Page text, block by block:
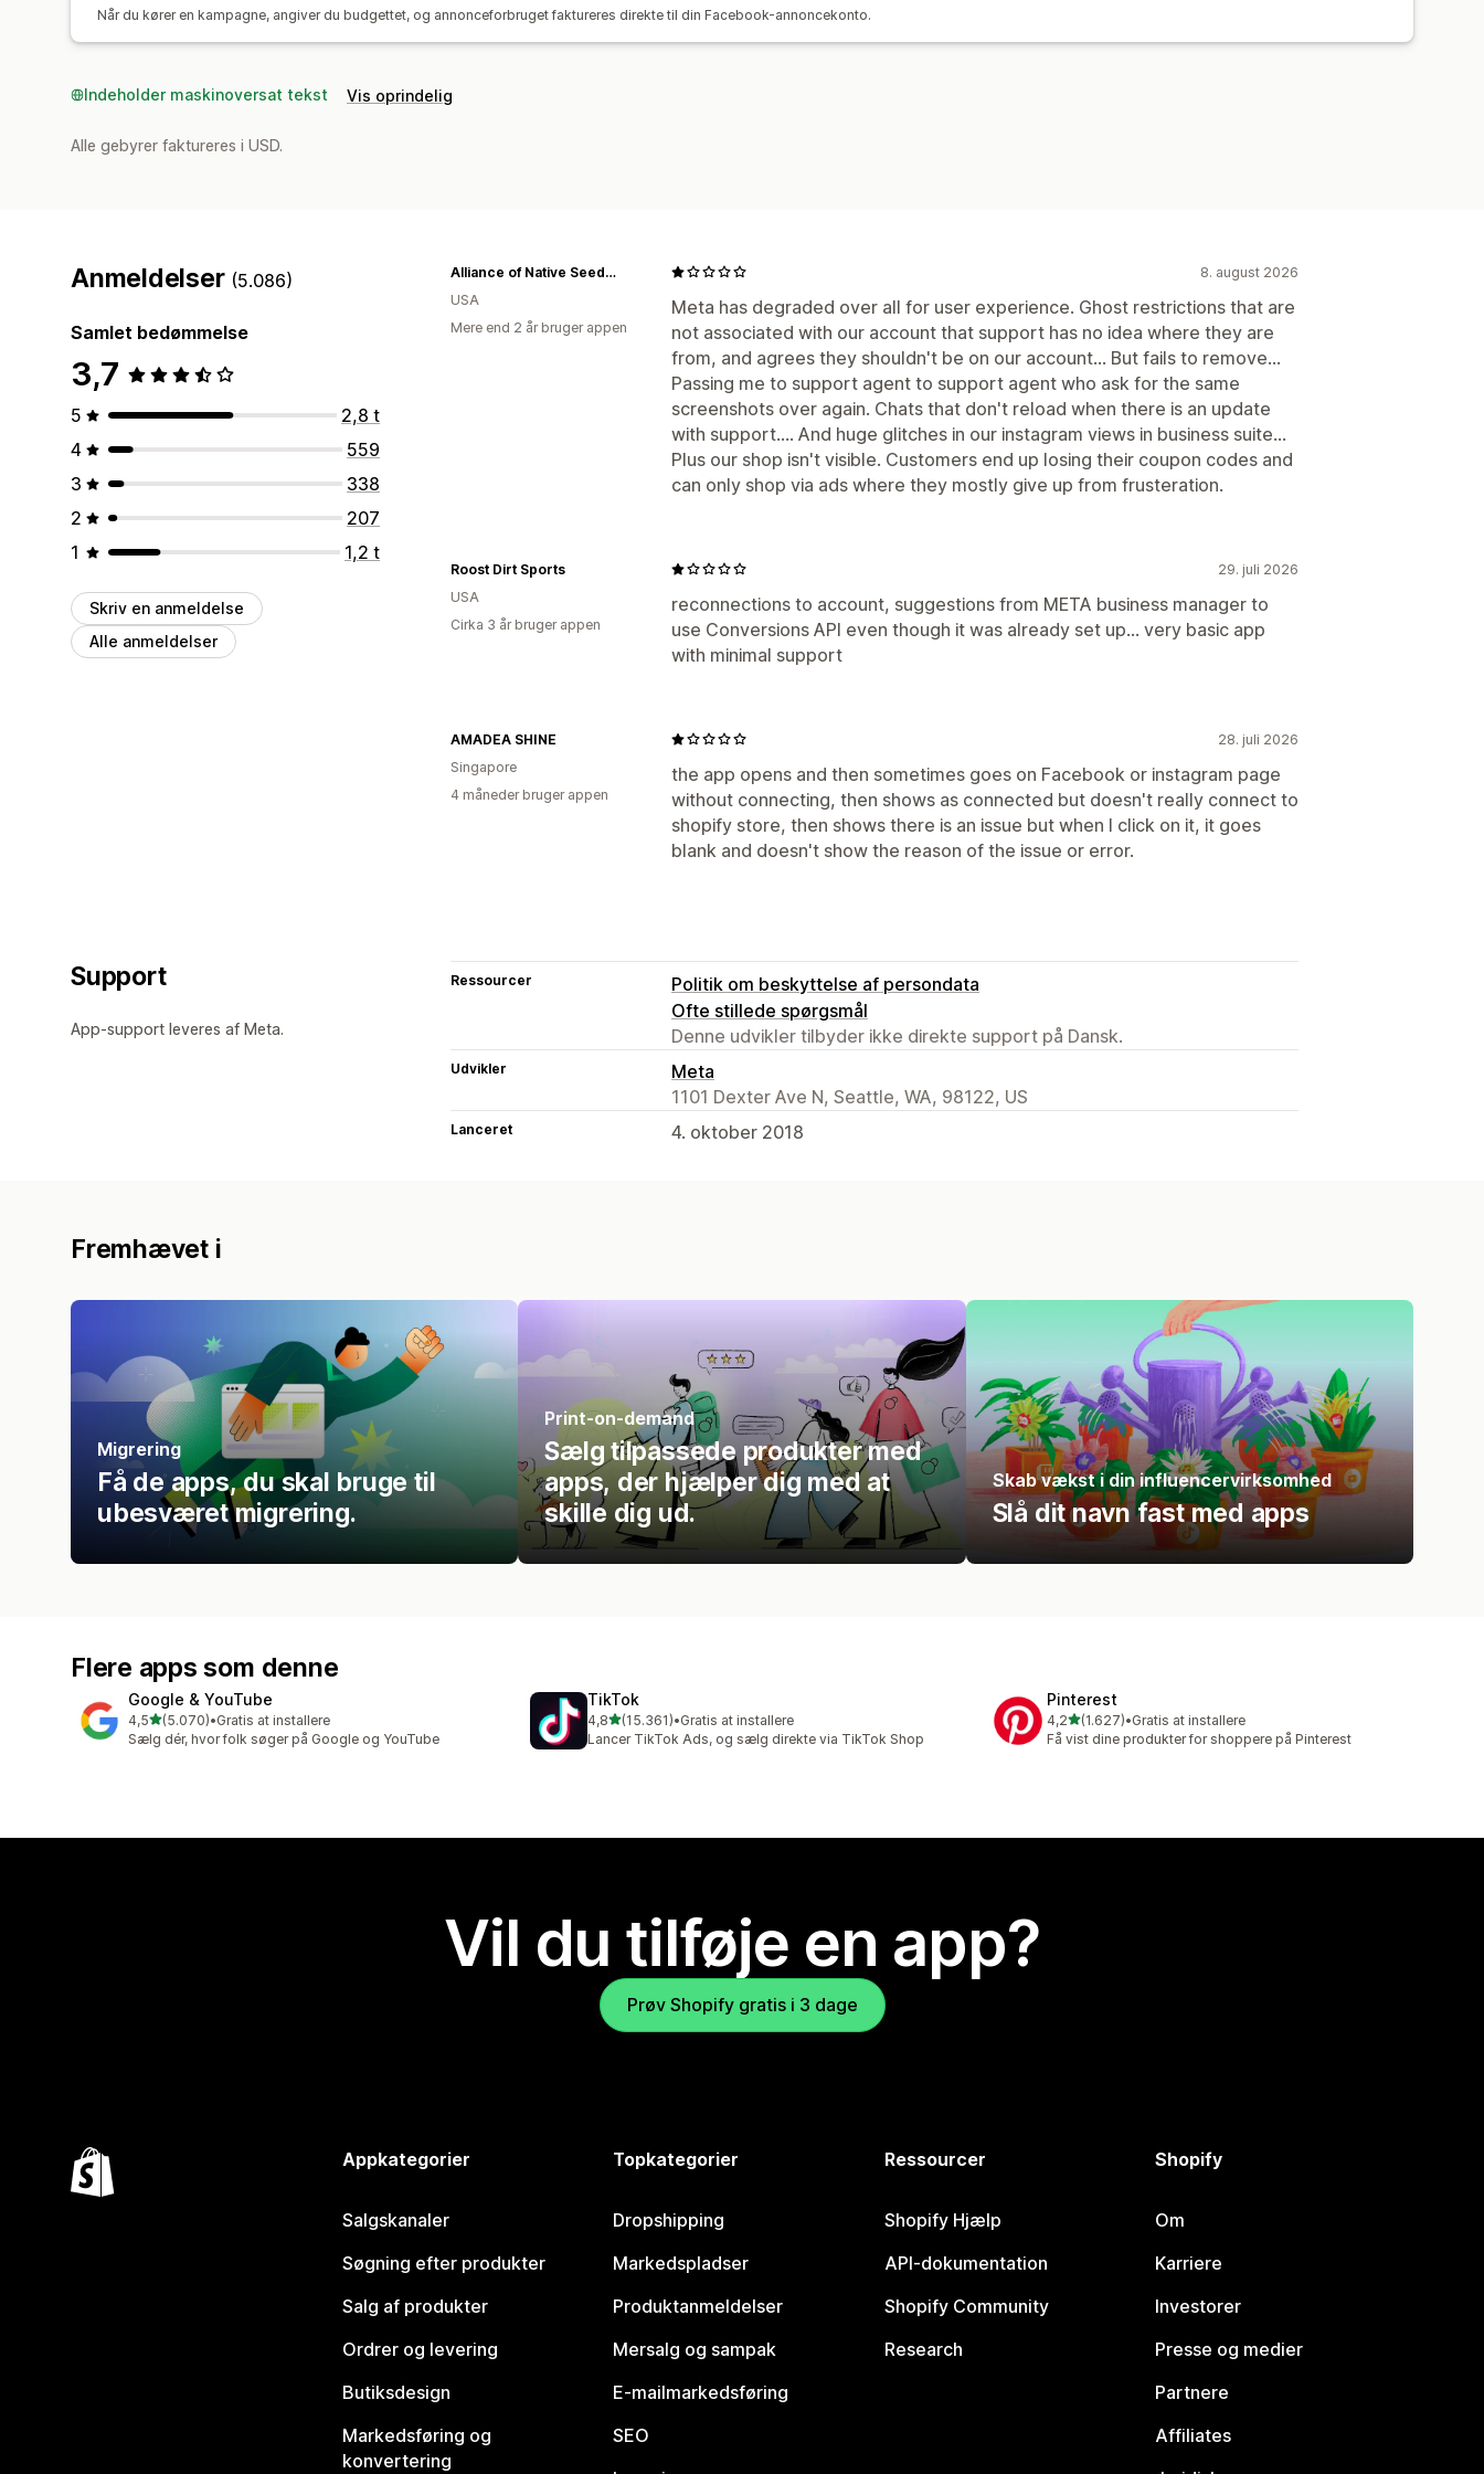
Når du kører en kampagne, angiver du budgettet, og annonceforbruget faktureres direkte til din Facebook-annoncekonto.
Indeholder maskinoversat tekst Vis oprindelig
Alle gebyrer faktureres i USD.
Anmeldelser (5.086)
Samlet bedømmelse
3,7
5
2,8 t
4
559
3
338
2
207
1
1,2 t
Skriv en anmeldelse
Alle anmeldelser
8. august 2026
Meta has degraded over all for user experience. Ghost restrictions that are
not associated with our account that support has no idea where they are
from, and agrees they shouldn't be on our account... But fails to remove...
Passing me to support agent to support agent who ask for the same
screenshots over again. Chats that don't reload when there is an update
with support.... And huge glitches in our instagram views in business suite...
Plus our shop isn't visible. Customers end up losing their coupon codes and
can only shop via ads where they mostly give up from frusteration.
Alliance of Native Seedkeepers
USA
Mere end 2 år bruger appen
29. juli 2026
reconnections to account, suggestions from META business manager to
use Conversions API even though it was already set up... very basic app
with minimal support
Roost Dirt Sports
USA
Cirka 3 år bruger appen
28. juli 2026
the app opens and then sometimes goes on Facebook or instagram page
without connecting, then shows as connected but doesn't really connect to
shopify store, then shows there is an issue but when I click on it, it goes
blank and doesn't show the reason of the issue or error.
AMADEA SHINE
Singapore
4 måneder bruger appen
Support
App-support leveres af Meta.
Ressourcer
Politik om beskyttelse af persondata
Ofte stillede spørgsmål
Denne udvikler tilbyder ikke direkte support på Dansk.
Udvikler
Meta
1101 Dexter Ave N, Seattle, WA, 98122, US
Lanceret 4. oktober 2018
Fremhævet i
Migrering
Få de apps, du skal bruge til
ubesværet migrering.
Print-on-demand
Sælg tilpassede produkter med
apps, der hjælper dig med at
skille dig ud.
Skab vækst i din influencervirksomhed
Slå dit navn fast med apps
Flere apps som denne
Google & YouTube
4,5ud af 5 stjerner
(5.070)
5070 anmeldelser i alt
•Gratis at installere
Sælg dér, hvor folk søger på Google og YouTube
TikTok
4,8ud af 5 stjerner
(15.361)
15361 anmeldelser i alt
•Gratis at installere
Lancer TikTok Ads, og sælg direkte via TikTok Shop
Pinterest
4,2ud af 5 stjerner
(1.627)
1627 anmeldelser i alt
•Gratis at installere
Få vist dine produkter for shoppere på Pinterest
Vil du tilføje en app?
Prøv Shopify gratis i 3 dage
Appkategorier
Salgskanaler
Søgning efter produkter
Salg af produkter
Ordrer og levering
Butiksdesign
Markedsføring og
konvertering
Topkategorier
Dropshipping
Markedspladser
Produktanmeldelser
Mersalg og sampak
E-mailmarkedsføring
SEO
Ressourcer
Shopify Hjælp
API-dokumentation
Shopify Community
Research
Shopify
Om
Karriere
Investorer
Presse og medier
Partnere
Affiliates